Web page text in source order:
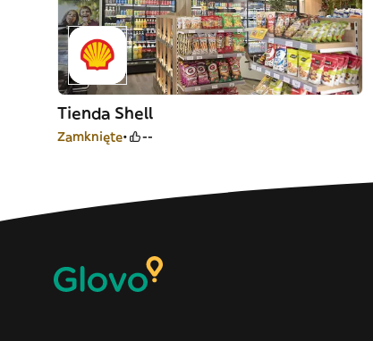
Tienda Shell
Zamknięte --